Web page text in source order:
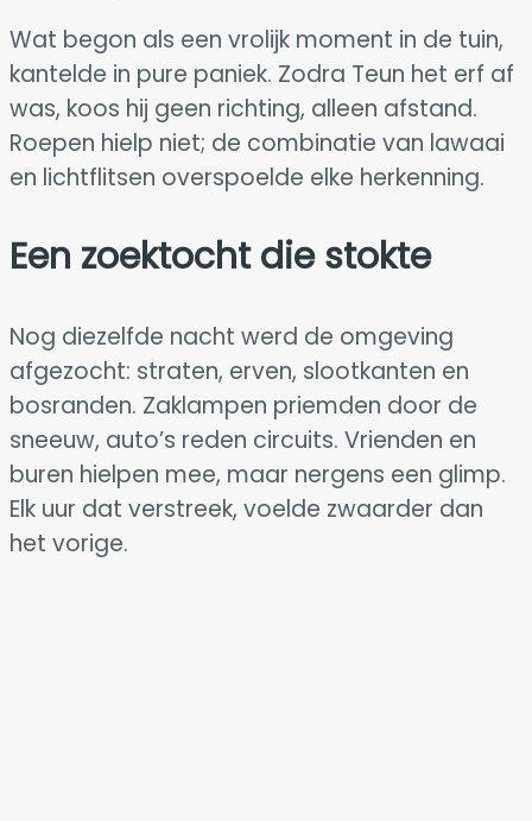
Wat begon als een vrolijk moment in de tuin,
kantelde in pure paniek. Zodra Teun het erf af
was, koos hij geen richting, alleen afstand.
Roepen hielp niet; de combinatie van lawaai
en lichtflitsen overspoelde elke herkenning.
Een zoektocht die stokte
Nog diezelfde nacht werd de omgeving
afgezocht: straten, erven, slootkanten en
bosranden. Zaklampen priemden door de
sneeuw, auto’s reden circuits. Vrienden en
buren hielpen mee, maar nergens een glimp.
Elk uur dat verstreek, voelde zwaarder dan
het vorige.